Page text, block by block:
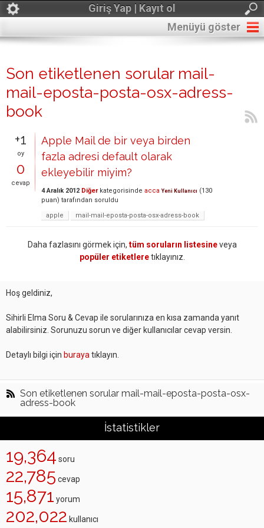
Giriş Yap | Kayıt ol
Menüyü göster
Son etiketlenen sorular mail-
mail-eposta-posta-osx-adress-
book
+1
oy
0
cevap
Apple Mail de bir veya birden
fazla adresi default olarak
ekleyebilir miyim?
4 Aralık 2012 Diğerkategorisinde acca Yeni Kullanıcı (130
puan) tarafından soruldu
apple
mail-mail-eposta-posta-osx-adress-book
Daha fazlasını görmek için, tüm soruların listesineveya
popüler etiketleretıklayınız.
Hoş geldiniz,
Sihirli Elma Soru & Cevap ile sorularınıza en kısa zamanda yanıt
alabilirsiniz. Sorunuzu sorun ve diğer kullanıcılar cevap versin.
Detaylı bilgi için buraya tıklayın.
Son etiketlenen sorular mail-mail-eposta-posta-osx-
adress-book
İstatistikler
19,364 soru
22,785 cevap
15,871 yorum
202,022 kullanıcı